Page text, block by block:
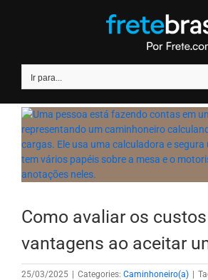
Ir para...
Como avaliar os
vantagens ao aceitar
25/03/2025 Categories: Caminhoneiro(a)